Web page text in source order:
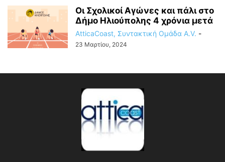
Οι Σχολικοί Αγώνες και πάλι στο
Δήμο Ηλιούπολης 4 χρόνια μετά
AtticaCoast, Συντακτική Ομάδα A.V. -
23 Μαρτίου, 2024